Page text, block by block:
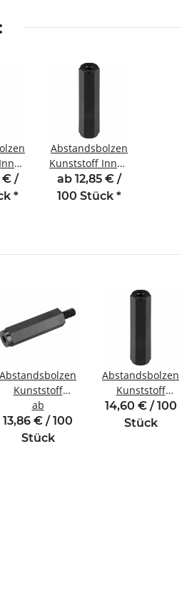
€ /
*
Abstandsbolzen
Kunststoff Innen
/Innengewinde
9 mm M3 SW6
ab 12,85 € /
100 Stück *
Abstandsbolzen
Kunststoff
Innen/Außengewinde
M4 SW8
ab
13,86 € / 100
Stück
Abstandsbolzen
Kunststoff
Innen/
M2 SW5
14,60 € / 100
Stück